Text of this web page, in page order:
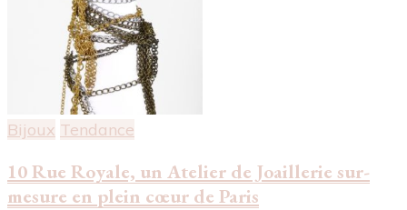
Bijoux Tendance
10 Rue Royale, un Atelier de Joaillerie sur-
mesure en plein cœur de Paris